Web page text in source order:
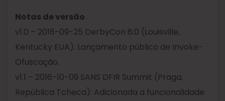
Notas de versão
v1.0 – 2016-09-25 DerbyCon 6.0 (Louisville,
Kentucky EUA): Lançamento público de Invoke-
Ofuscação.
v1.1 – 2016-10-09 SANS DFIR Summit (Praga,
República Tcheca): Adicionada a funcionalidade